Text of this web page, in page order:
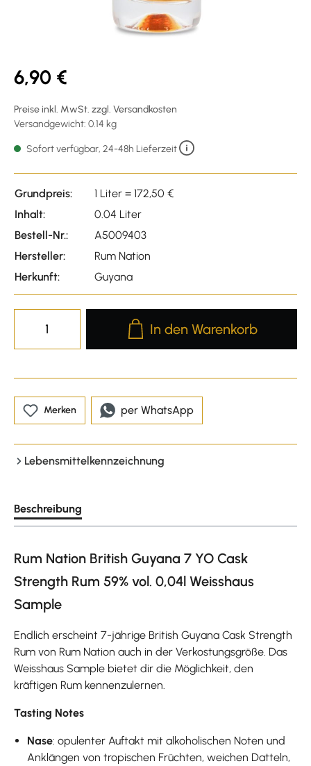
6,90 €
Preise inkl. MwSt. zzgl. Versandkosten
Versandgewicht: 0.14 kg
Sofort verfügbar, 24-48h Lieferzeit
Grundpreis:
1 Liter = 172,50 €
Inhalt:
0.04 Liter
Bestell-Nr.:
A5009403
Hersteller:
Rum Nation
Herkunft:
Guyana
Produkt Anzahl: Gib den
In den Warenkorb
Merken per WhatsApp
Lebensmittelkennzeichnung
Beschreibung
Rum Nation British Guyana 7 YO Cask
Strength Rum 59% vol. 0,04l Weisshaus
Sample
Endlich erscheint 7-jährige British Guyana Cask Strength
Rum von Rum Nation auch in der Verkostungsgröße. Das
Weisshaus Sample bietet dir die Möglichkeit, den
kräftigen Rum kennenzulernen.
Tasting Notes
Nase: opulenter Auftakt mit alkoholischen Noten und
Anklängen von tropischen Früchten, weichen Datteln,